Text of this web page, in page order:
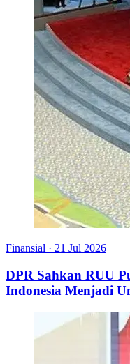
Finansial · 21 Jul 2026
DPR Sahkan RUU
Indonesia Menjadi